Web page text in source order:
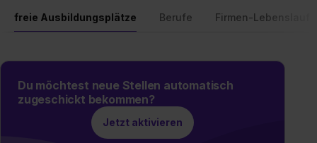
freie Ausbildungsplätze Berufe Firmen-Lebenslauf
Du möchtest neue Stellen automatisch
zugeschickt bekommen?
Jetzt aktivieren